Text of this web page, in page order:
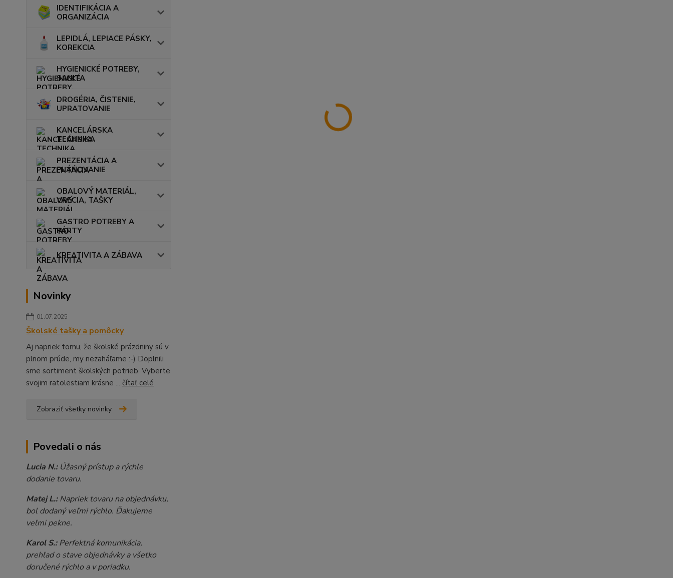
IDENTIFIKÁCIA A
ORGANIZÁCIA
LEPIDLÁ, LEPIACE PÁSKY,
KOREKCIA
HYGIENICKÉ POTREBY,
SANITA
DROGÉRIA, ČISTENIE,
UPRATOVANIE
KANCELÁRSKA
TECHNIKA
PREZENTÁCIA A
PLÁNOVANIE
OBALOVÝ MATERIÁL,
VRECIA, TAŠKY
GASTRO POTREBY A
PÁRTY
KREATIVITA A ZÁBAVA
Novinky
01.07.2025
Školské tašky a pomôcky
Aj napriek tomu, že školské prázdniny sú v
plnom prúde, my nezaháľame :-) Doplnili
sme sortiment školských potrieb. Vyberte
svojim ratolestiam krásne ... čítať celé
Zobraziť všetky novinky
Povedali o nás
Lucia N.:Úžasný prístup a rýchle
dodanie tovaru.
Matej L.:Napriek tovaru na objednávku,
bol dodaný veľmi rýchlo. Ďakujeme
veľmi pekne.
Karol S.:Perfektná komunikácia,
prehľad o stave objednávky a všetko
doručené rýchlo a v poriadku.